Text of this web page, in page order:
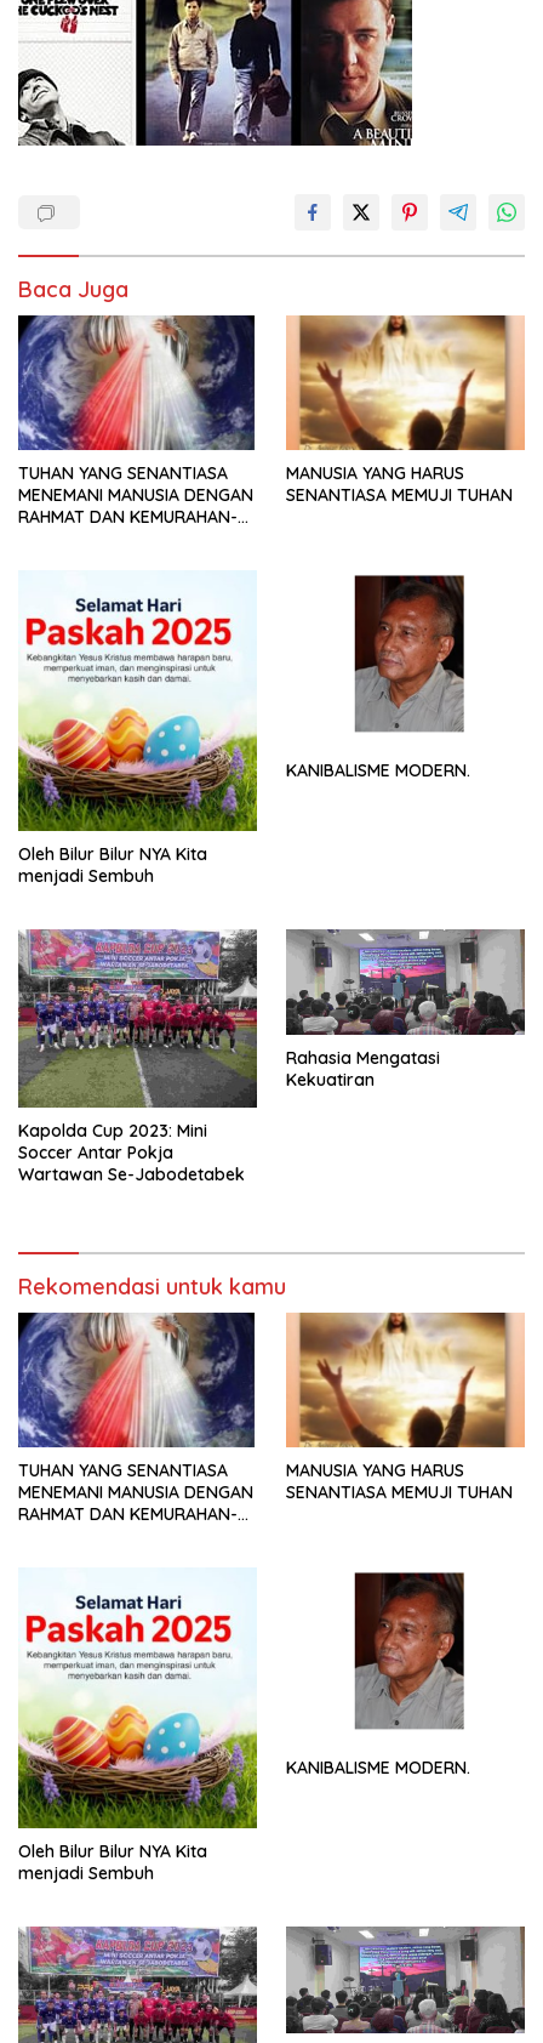
Baca Juga
TUHAN YANG SENANTIASA
MENEMANI MANUSIA DENGAN
RAHMAT DAN KEMURAHAN-
MANUSIA YANG HARUS
SENANTIASA MEMUJI TUHAN
Oleh Bilur Bilur NYA Kita
menjadi Sembuh
KANIBALISME MODERN.
Kapolda Cup 2023: Mini
Soccer Antar Pokja
Wartawan Se-Jabodetabek
Rahasia Mengatasi
Kekuatiran
Rekomendasi untuk kamu
TUHAN YANG SENANTIASA
MENEMANI MANUSIA DENGAN
RAHMAT DAN KEMURAHAN-
MANUSIA YANG HARUS
SENANTIASA MEMUJI TUHAN
Oleh Bilur Bilur NYA Kita
menjadi Sembuh
KANIBALISME MODERN.